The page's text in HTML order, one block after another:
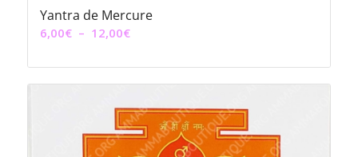
Yantra de Mercure
6,00€ – 12,00€Plage
prix :
6,00€
à
12,00€